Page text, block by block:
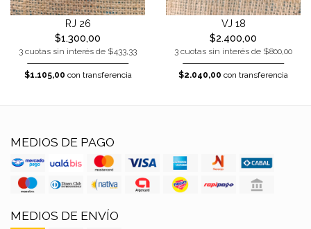
RJ 26
$1.300,00
3 cuotas sin interés de $433,33
$1.105,00 con transferencia
VJ 18
$2.400,00
3 cuotas sin interés de $800,00
$2.040,00 con transferencia
MEDIOS DE PAGO
MEDIOS DE ENVÍO